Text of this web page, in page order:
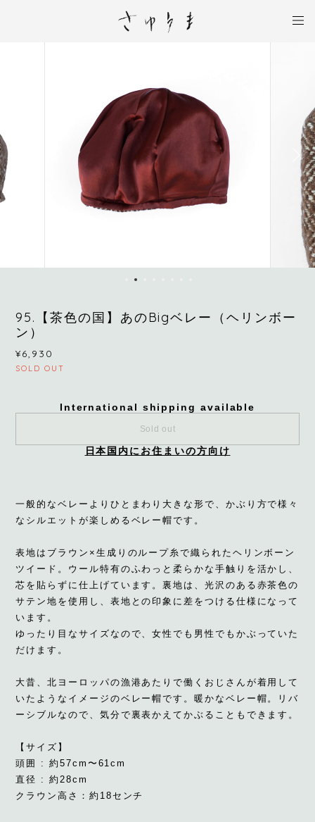
95.【茶色の国】あのBigベレー（ヘリンボー
ン）
¥6,930
SOLD OUT
International shipping available
Sold out
日本国内にお住まいの方向け
一般的なベレーよりひとまわり大きな形で、かぶり方で様々
なシルエットが楽しめるベレー帽です。
表地はブラウン×生成りのループ糸で織られたヘリンボーン
ツイード。ウール特有のふわっと柔らかな手触りを活かし、
芯を貼らずに仕上げています。裏地は、光沢のある赤茶色の
サテン地を使用し、表地との印象に差をつける仕様になって
います。
ゆったり目なサイズなので、女性でも男性でもかぶっていた
だけます。
大昔、北ヨーロッパの漁港あたりで働くおじさんが着用して
いたようなイメージのベレー帽です。暖かなベレー帽。リバ
ーシブルなので、気分で裏表かえてかぶることもできます。
【サイズ】
頭囲 : 約57cm〜61cm
直径 : 約28cm
クラウン高さ：約18センチ